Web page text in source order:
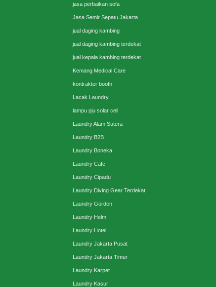
jasa perbaikan sofa
Jasa Semir Sepatu Jakarta
jual daging kambing
jual daging kambing terdekat
jual kepala kambing terdekat
Kemang Medical Care
kontraktor booth
Lacak Laundry
lampu pju solar cell
Laundry Alam Sutera
Laundry B2B
Laundry Boneka
Laundry Cafe
Laundry Cipadu
Laundry Diving Gear Terdekat
Laundry Gorden
Laundry Helm
Laundry Hotel
Laundry Jakarta Pusat
Laundry Jakarta Timur
Laundry Karpet
Laundry Kasur